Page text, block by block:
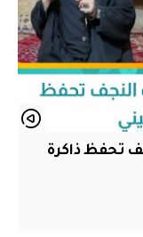
تحفظ ذاكرة